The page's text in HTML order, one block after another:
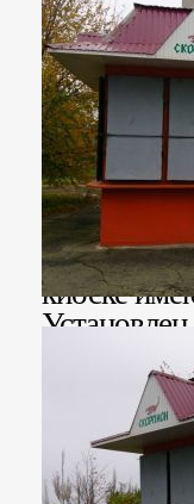
ул.
по ул.
киоске
кв. м. в
Вблизи